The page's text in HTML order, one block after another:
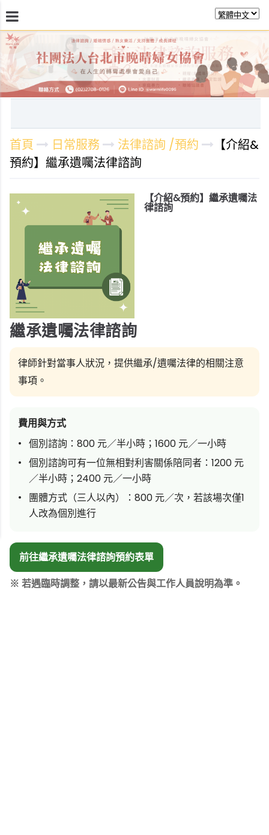
最新消息 關於晚晴 日常服務 課程活動
首頁 日常服務 法律諮詢 /預約
【介紹&
預約】繼承遺囑法律諮詢
【介紹&預約】繼承遺囑法
律諮詢
繼承遺囑法律諮詢
律師針對當事人狀況，提供繼承/遺囑法律的相關注意
事項。
費用與方式
個別諮詢：800 元／半小時；1600 元／一小時
個別諮詢可有一位無相對利害關係陪同者：1200 元
／半小時；2400 元／一小時
團體方式（三人以內）：800 元／次，若該場次僅1
人改為個別進行
前往繼承遺囑法律諮詢預約表單
※ 若遇臨時調整，請以最新公告與工作人員說明為準。